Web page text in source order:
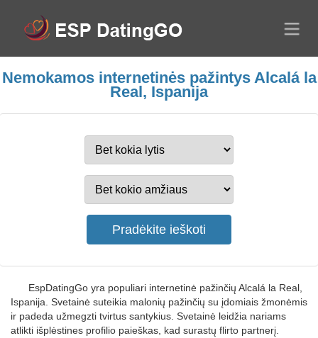
Nemokamos internetinės pažintys Alcalá la
Real, Ispanija
EspDatingGo yra populiari internetinė pažinčių Alcalá la Real,
Ispanija. Svetainė suteikia malonių pažinčių su įdomiais žmonėmis
ir padeda užmegzti tvirtus santykius. Svetainė leidžia nariams
atlikti išplėstines profilio paieškas, kad surastų flirto partnerį.